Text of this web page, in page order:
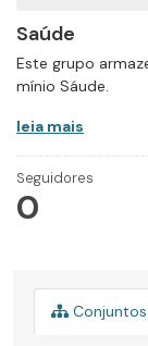
Saúde
Este grupo
mínio Sáude.
leia mais
Seguidores
0